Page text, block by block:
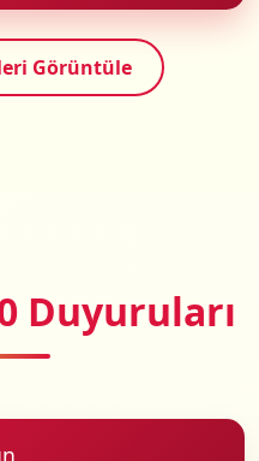
Görüntüle
Duyuruları